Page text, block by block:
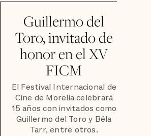
Guillermo del
Toro, invitado de
honor en el XV
FICM
El Festival Internacional de
Cine de Morelia celebrará
15 años con invitados como
Guillermo del Toro y Béla
Tarr, entre otros.